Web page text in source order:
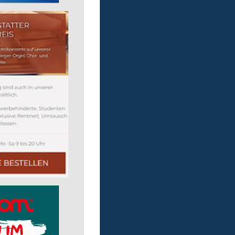
Arbeitstrainer/-in (m/
GmbH